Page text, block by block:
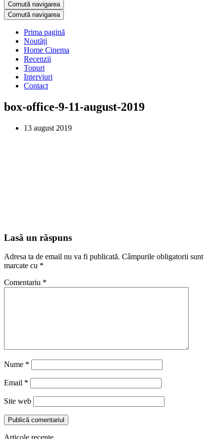
Comută navigarea
Comută navigarea
Prima pagină
Noutăți
Home Cinema
Recenzii
Topuri
Interviuri
Contact
box-office-9-11-august-2019
13 august 2019
Lasă un răspuns
Adresa ta de email nu va fi publicată. Câmpurile obligatorii sunt
marcate cu *
Comentariu *
Nume *
Email *
Site web